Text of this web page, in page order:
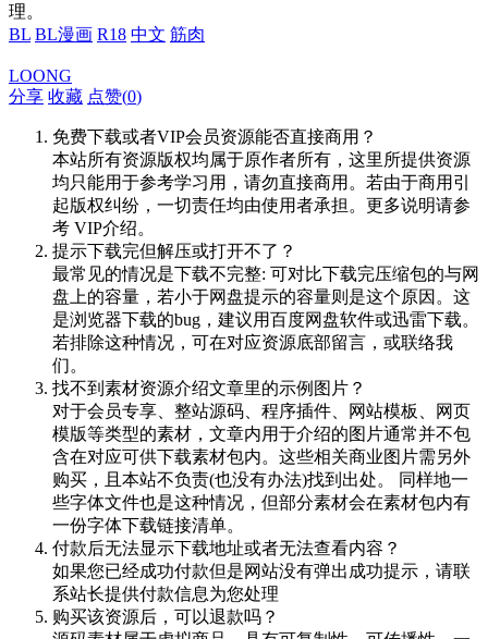
理。
BL BL漫画 R18 中文 筋肉
LOONG
分享 收藏 点赞(0)
免费下载或者VIP会员资源能否直接商用？
本站所有资源版权均属于原作者所有，这里所提供资源
均只能用于参考学习用，请勿直接商用。若由于商用引
起版权纠纷，一切责任均由使用者承担。更多说明请参
考 VIP介绍。
提示下载完但解压或打开不了？
最常见的情况是下载不完整: 可对比下载完压缩包的与网
盘上的容量，若小于网盘提示的容量则是这个原因。这
是浏览器下载的bug，建议用百度网盘软件或迅雷下载。
若排除这种情况，可在对应资源底部留言，或联络我
们。
找不到素材资源介绍文章里的示例图片？
对于会员专享、整站源码、程序插件、网站模板、网页
模版等类型的素材，文章内用于介绍的图片通常并不包
含在对应可供下载素材包内。这些相关商业图片需另外
购买，且本站不负责(也没有办法)找到出处。 同样地一
些字体文件也是这种情况，但部分素材会在素材包内有
一份字体下载链接清单。
付款后无法显示下载地址或者无法查看内容？
如果您已经成功付款但是网站没有弹出成功提示，请联
系站长提供付款信息为您处理
购买该资源后，可以退款吗？